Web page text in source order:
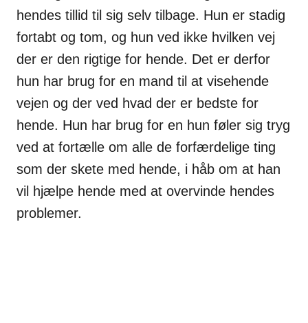
hendes tillid til sig selv tilbage. Hun er stadig
fortabt og tom, og hun ved ikke hvilken vej
der er den rigtige for hende. Det er derfor
hun har brug for en mand til at visehende
vejen og der ved hvad der er bedste for
hende. Hun har brug for en hun føler sig tryg
ved at fortælle om alle de forfærdelige ting
som der skete med hende, i håb om at han
vil hjælpe hende med at overvinde hendes
problemer.